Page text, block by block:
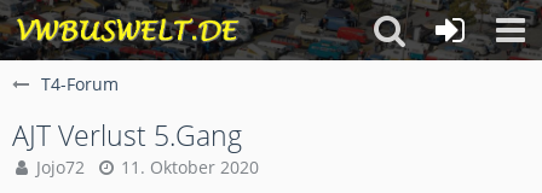
T4-Forum
AJT Verlust 5.Gang
Jojo72 11. Oktober 2020